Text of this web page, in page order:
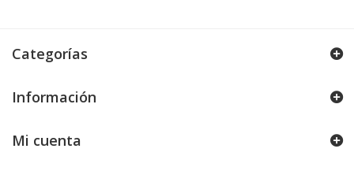
Categorías
Información
Mi cuenta